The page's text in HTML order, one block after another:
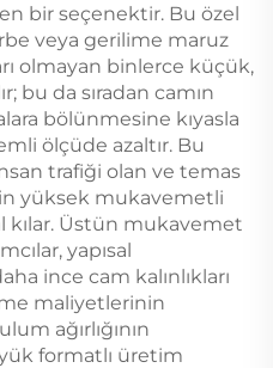
bir seçenektir. Bu özel
veya gerilime maruz
olmayan binlerce küçük,
bu da sıradan camın
bölünmesine kıyasla
ölçüde azaltır. Bu
trafiği olan ve temas
yüksek mukavemetli
kılar. Üstün mukavemet
yapısal
ince cam kalınlıkları
maliyetlerinin
ağırlığının
formatlı üretim